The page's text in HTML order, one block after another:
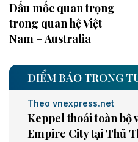
Dấu mốc quan trọng
trong quan hệ Việt
Nam – Australia
ĐIỂM BÁO TRONG
Theo vnexpress.net
Keppel thoái toàn bộ
Empire City tại Thủ